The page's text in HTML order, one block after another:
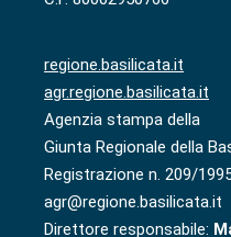
regione.basilicata.it
agr.regione.basilicata.it
Agenzia stampa della
Giunta Regionale della
Registrazione n. 209/
agr@regione.basilicata.it
Direttore responsabile: